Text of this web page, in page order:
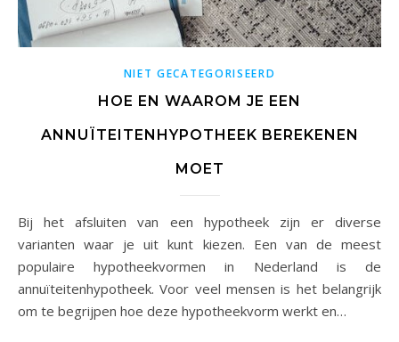
NIET GECATEGORISEERD
HOE EN WAAROM JE EEN
ANNUÏTEITENHYPOTHEEK BEREKENEN
MOET
Bij het afsluiten van een hypotheek zijn er diverse
varianten waar je uit kunt kiezen. Een van de meest
populaire hypotheekvormen in Nederland is de
annuïteitenhypotheek. Voor veel mensen is het belangrijk
om te begrijpen hoe deze hypotheekvorm werkt en…